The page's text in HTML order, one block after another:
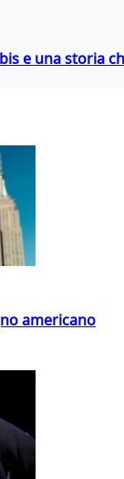
e una storia
americano